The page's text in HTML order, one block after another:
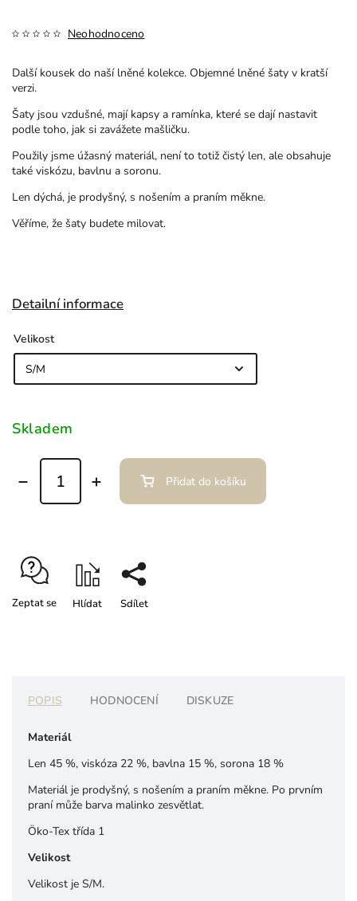
Neohodnoceno
Další kousek do naší lněné kolekce. Objemné lněné šaty v kratší
verzi.
Šaty jsou vzdušné, mají kapsy a ramínka, které se dají nastavit
podle toho, jak si zavážete mašličku.
Použily jsme úžasný materiál, není to totiž čistý len, ale obsahuje
také viskózu, bavlnu a soronu.
Len dýchá, je prodyšný, s nošením a praním měkne.
Věříme, že šaty budete milovat.
Detailní informace
Velikost
Skladem
Přidat do košíku
Zeptat se Hlídat Sdílet
POPIS HODNOCENÍ DISKUZE
Materiál
Len 45 %, viskóza 22 %, bavlna 15 %, sorona 18 %
Materiál je prodyšný, s nošením a praním měkne. Po prvním
praní může barva malinko zesvětlat.
Öko-Tex třída 1
Velikost
Velikost je S/M.